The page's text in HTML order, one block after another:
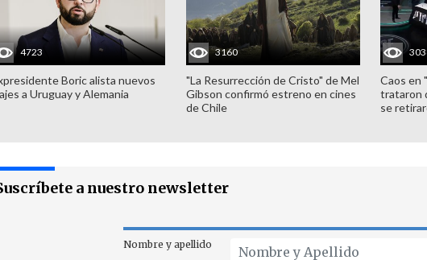
4723
Boric alista nuevos
a Uruguay y Alemania
3160
"La Resurrección de Cristo" de Mel
Gibson confirmó estreno en cines
de Chile
Caos en
trataron
se
a nuestro newsletter
Nombre y apellido